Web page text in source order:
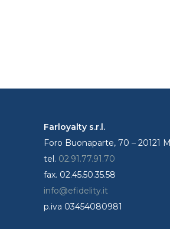
Farloyalty s.r.l.
Foro Buonaparte, 70 – 20121
tel. 02.91.77.91.70
fax. 02.45.50.35.58
info@efidelity.it
p.iva 03454080981